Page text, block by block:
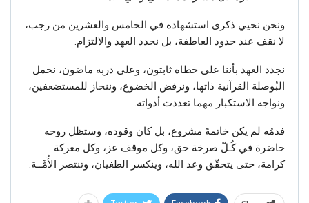
ونحن نحيي ذكرى استشهاده في الخامس والعشرين من رجب،
لا نقف عند حدود العاطفة، بل نجدد العهد والالتزام.
نجدد العهد بأننا على خطاه ثابتون، وعلى دربه ماضون، نحمل
البُوصلة القرآنية ذاتها، ونرفض الخضوع، وننحاز للمستضعفين،
ونواجه الاستكبار مهما تعددت أدواته.
فدمُه لم يكن خاتمةَ مشروع، بل كان وقوده، وستظل روحه
حاضرة في كُـلّ صرخة حق، وكل موقف عز، وكل معركة
كرامة، حتى يتحقّق وعد الله، وينكسر الطغيان، وتنتصر الأُمَّــة.